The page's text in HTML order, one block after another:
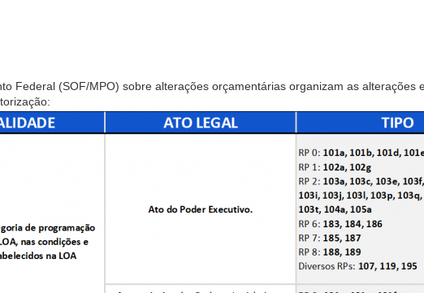
Federal (SOF/MPO) sobre alterações orçamentárias organizam as alterações